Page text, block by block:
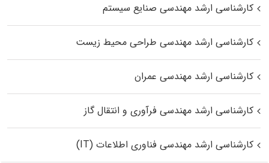
کارشناسی ارشد مهندسی صنایع سیستم
کارشناسی ارشد مهندسی طراحی محیط زیست
کارشناسی ارشد مهندسی عمران
کارشناسی ارشد مهندسی فرآوری و انتقال گاز
کارشناسی ارشد مهندسی فناوری اطلاعات (IT)